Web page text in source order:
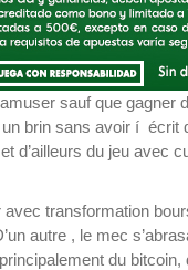
sauf que gagner
brin sans avoir í
d’ailleurs du jeu avec
transformation
autre , le mec
du